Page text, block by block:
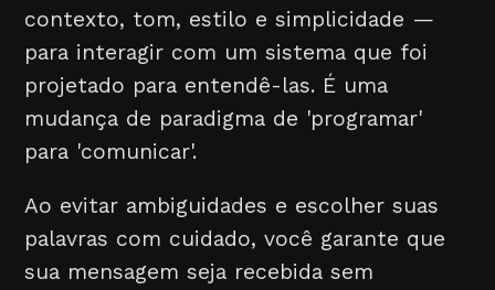
contexto, tom, estilo e simplicidade —
para interagir com um sistema que foi
projetado para entendê-las. É uma
mudança de paradigma de 'programar'
para 'comunicar'.
Ao evitar ambiguidades e escolher suas
palavras com cuidado, você garante que
sua mensagem seja recebida sem